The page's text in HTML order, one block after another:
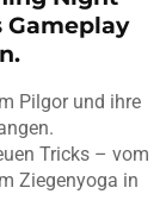
Gameplay
Pilgor und ihre
Tricks – vom
Ziegenyoga in